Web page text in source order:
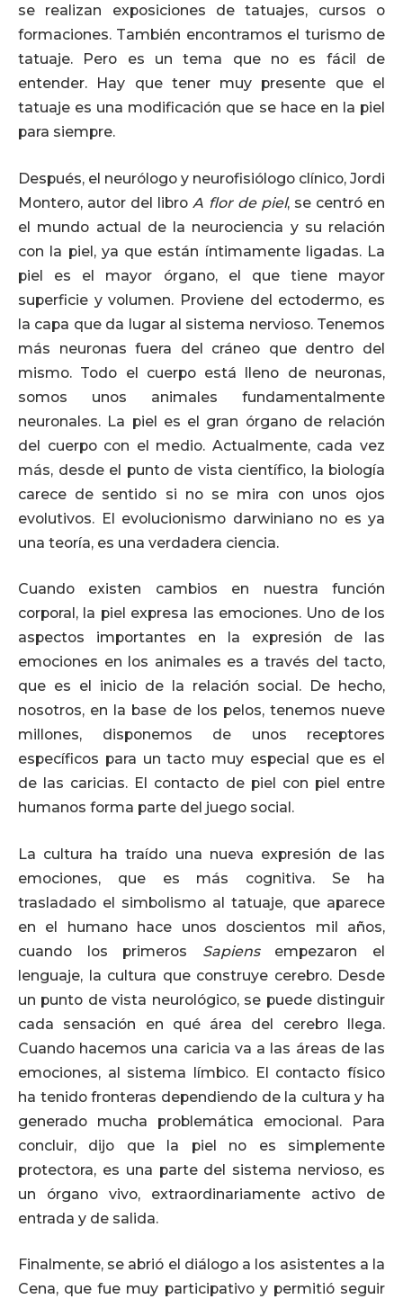
se realizan exposiciones de tatuajes, cursos o
formaciones. También encontramos el turismo de
tatuaje. Pero es un tema que no es fácil de
entender. Hay que tener muy presente que el
tatuaje es una modificación que se hace en la piel
para siempre.
Después, el neurólogo y neurofisiólogo clínico, Jordi
Montero, autor del libro A flor de piel, se centró en
el mundo actual de la neurociencia y su relación
con la piel, ya que están íntimamente ligadas. La
piel es el mayor órgano, el que tiene mayor
superficie y volumen. Proviene del ectodermo, es
la capa que da lugar al sistema nervioso. Tenemos
más neuronas fuera del cráneo que dentro del
mismo. Todo el cuerpo está lleno de neuronas,
somos unos animales fundamentalmente
neuronales. La piel es el gran órgano de relación
del cuerpo con el medio. Actualmente, cada vez
más, desde el punto de vista científico, la biología
carece de sentido si no se mira con unos ojos
evolutivos. El evolucionismo darwiniano no es ya
una teoría, es una verdadera ciencia.
Cuando existen cambios en nuestra función
corporal, la piel expresa las emociones. Uno de los
aspectos importantes en la expresión de las
emociones en los animales es a través del tacto,
que es el inicio de la relación social. De hecho,
nosotros, en la base de los pelos, tenemos nueve
millones, disponemos de unos receptores
específicos para un tacto muy especial que es el
de las caricias. El contacto de piel con piel entre
humanos forma parte del juego social.
La cultura ha traído una nueva expresión de las
emociones, que es más cognitiva. Se ha
trasladado el simbolismo al tatuaje, que aparece
en el humano hace unos doscientos mil años,
cuando los primeros Sapiensempezaron el
lenguaje, la cultura que construye cerebro. Desde
un punto de vista neurológico, se puede distinguir
cada sensación en qué área del cerebro llega.
Cuando hacemos una caricia va a las áreas de las
emociones, al sistema límbico. El contacto físico
ha tenido fronteras dependiendo de la cultura y ha
generado mucha problemática emocional. Para
concluir, dijo que la piel no es simplemente
protectora, es una parte del sistema nervioso, es
un órgano vivo, extraordinariamente activo de
entrada y de salida.
Finalmente, se abrió el diálogo a los asistentes a la
Cena, que fue muy participativo y permitió seguir